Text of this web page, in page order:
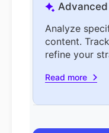
Analyze
content.
refine your
Read more